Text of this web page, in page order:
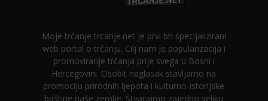
Moje trčanje trcanje.net je prvi bh specijalizirani
web portal o trčanju. Cilj nam je popularizacija i
promoviranje trčanja prije svega u Bosni i
Hercegovini. Osobit naglasak stavljamo na
promociju prirodnih ljepota i kulturno-istorijske
baštine naše zemlje. Stvarajmo zajedno veliku